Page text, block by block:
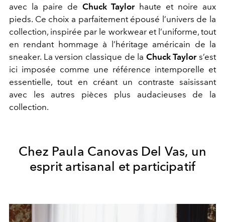
avec la paire de Chuck Taylorhaute et noire aux
pieds. Ce choix a parfaitement épousé l’univers de la
collection, inspirée par le workwear et l’uniforme, tout
en rendant hommage à l’héritage américain de la
sneaker. La version classique de la Chuck Taylors’est
ici imposée comme une référence intemporelle et
essentielle, tout en créant un contraste saisissant
avec les autres pièces plus audacieuses de la
collection.
Chez Paula Canovas Del Vas, un
esprit artisanal et participatif